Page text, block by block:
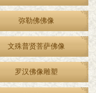
弥勒佛佛像
文殊普贤菩萨佛像
罗汉佛像雕塑